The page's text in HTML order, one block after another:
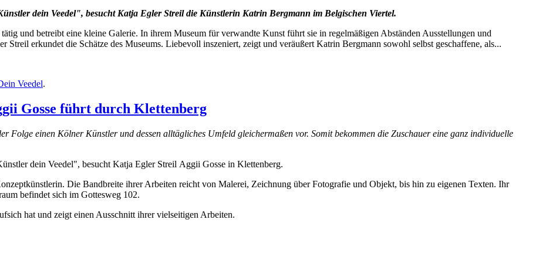
dein Veedel", besucht Katja Egler Streil die Künstlerin Katrin Bergmann im Belgischen Viertel.
und betreibt eine kleine Galerie. In ihrem Museum für verwandte Kunst führt sie in regelmäßigen Abständen Ausstellungen und
Streil erkundet die Schätze des Museums. Liebevoll inszeniert, zeigt und veräußert Katrin Bergmann sowohl selbst geschaffene, als...
Veedel.
Gosse führt durch Klettenberg
Folge einen Kölner Künstler und dessen alltägliches Umfeld gleichermaßen vor. Somit bekommen die Zuschauer eine ganz individuelle
dein Veedel", besucht Katja Egler Streil Aggii Gosse in Klettenberg.
Die Bandbreite ihrer Arbeiten reicht von Malerei, Zeichnung über Fotografie und Objekt, bis hin zu eigenen Texten. Ihr
befindet sich im Gottesweg 102.
hat und zeigt einen Ausschnitt ihrer vielseitigen Arbeiten.